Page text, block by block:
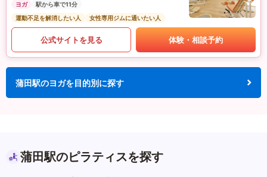
ヨガ
駅から車で11分
運動不足を解消したい人
女性専用ジムに通いたい人
公式サイトを見る 体験・相談予約
蒲田駅のヨガを目的別に探す
蒲田駅のピラティスを探す